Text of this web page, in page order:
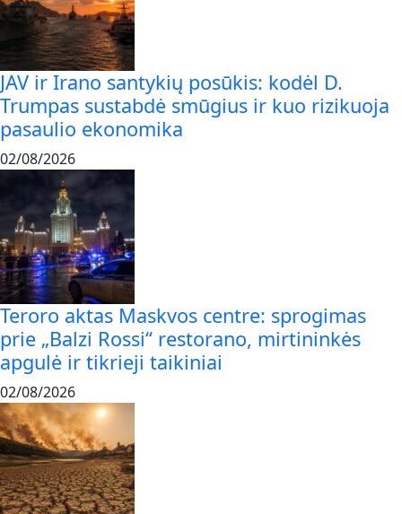
JAV ir Irano santykių posūkis: kodėl D.
Trumpas sustabdė smūgius ir kuo rizikuoja
pasaulio ekonomika
02/08/2026
Teroro aktas Maskvos centre: sprogimas
prie „Balzi Rossi“ restorano, mirtininkės
apgulė ir tikrieji taikiniai
02/08/2026